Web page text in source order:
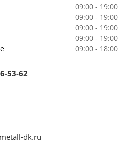
09:00 - 19:00
09:00 - 19:00
09:00 - 19:00
09:00 - 19:00
09:00 - 18:00
53-62
dk.ru